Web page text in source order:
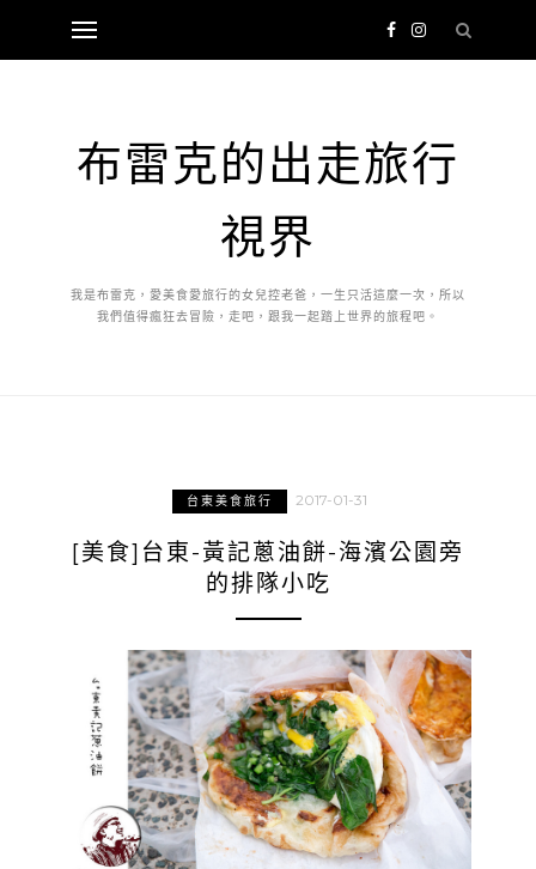
布雷克的出走旅行
視界
我是布雷克，愛美食愛旅行的女兒控老爸，一生只活這麼一次，所以
我們值得瘋狂去冒險，走吧，跟我一起踏上世界的旅程吧。
台東美食旅行 2017-01-31
[美食]台東-黃記蔥油餅-海濱公園旁
的排隊小吃